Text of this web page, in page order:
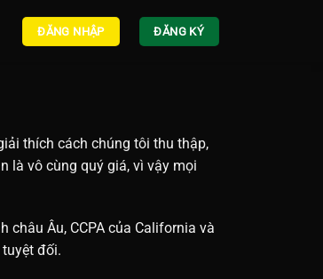
ĐĂNG NHẬP ĐĂNG KÝ
thích cách chúng tôi thu thập,
là vô cùng quý giá, vì vậy mọi
châu Âu, CCPA của California và
đối.